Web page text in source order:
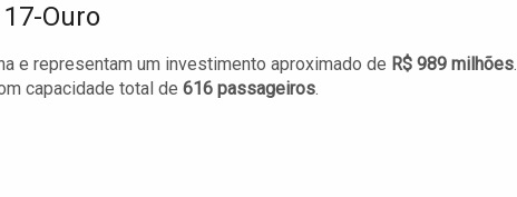
Ouro
e representam um investimento aproximado de R$ 989 milhões.
capacidade total de 616 passageiros.